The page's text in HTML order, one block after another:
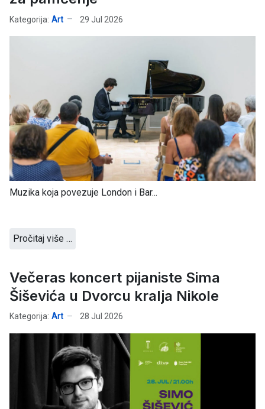
Kategorija: Art 29 Jul 2026
Muzika koja povezuje London i Bar...
Pročitaj više …
Večeras koncert pijaniste Sima
Šiševića u Dvorcu kralja Nikole
Kategorija: Art 28 Jul 2026